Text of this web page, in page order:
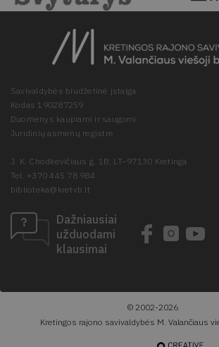
Savivaldybės biudžetinė įstaiga
Kodas 190287259
Duomenys kaupiami ir saugomi
Juridinių asmenų registre
J. K. Chodkevičiaus g. 1B, LT–97130 Kretinga
Tel. +370 445 78 984
biblioteka@kretvb.lt
Dažniausiai
užduodami
klausimai
© 2002-2026
Kretingos rajono savivaldybės M. Valančiaus